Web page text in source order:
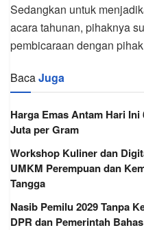
Sedangkan untuk
acara tahunan, pihaknya
pembicaraan dengan
BacaJuga
Harga Emas Antam Hari Ini
Juta per Gram
Workshop Kuliner dan
UMKM Perempuan dan
Tangga
Nasib Pemilu 2029 Tanpa
DPR dan Pemerintah